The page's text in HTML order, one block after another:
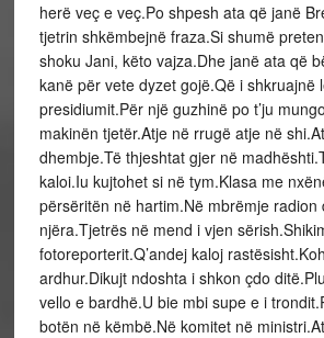
herë veç e veç.Po shpesh ata që janë
tjetrin shkëmbejnë fraza.Si shumë
shoku Jani, këto vajza.Dhe janë ata që
kanë për vete dyzet gojë.Që i shkruajnë
presidiumit.Për një guzhinë po t’ju
makinën tjetër.Atje në rrugë atje në
dhembje.Të thjeshtat gjer në
kaloi.Iu kujtohet si në tym.Klasa me
përsëritën në hartim.Në mbrëmje radion
njëra.Tjetrës në mend i vjen
fotoreporterit.Q’andej kaloj
ardhur.Dikujt ndoshta i shkon çdo
vello e bardhë.U bie mbi supe e i
botën në këmbë.Në komitet në